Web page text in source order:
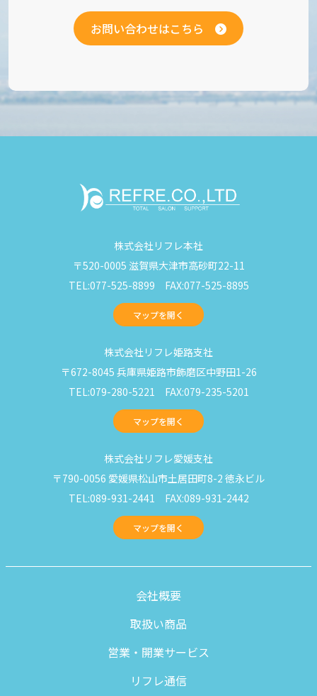
お問い合わせはこちら
株式会社リフレ本社
〒520-0005 滋賀県大津市高砂町22-11
TEL:077-525-8899 FAX:077-525-8895
マップを開く
株式会社リフレ姫路支社
〒672-8045 兵庫県姫路市飾磨区中野田1-26
TEL:079-280-5221 FAX:079-235-5201
マップを開く
株式会社リフレ愛媛支社
〒790-0056 愛媛県松山市土居田町8-2 徳永ビル
TEL:089-931-2441 FAX:089-931-2442
マップを開く
会社概要
取扱い商品
営業・開業サービス
リフレ通信